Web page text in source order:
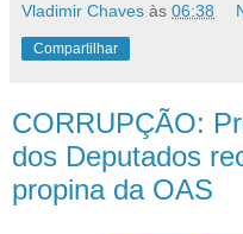
Vladimir Chaves às 06:38
Compartilhar
CORRUPÇÃO:
dos Deputados
propina da OAS